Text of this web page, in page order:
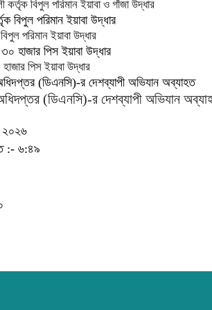
কর্তৃক বিপুল পরিমান ইয়াবা ও গাঁজা উদ্ধার
পরিমান ইয়াবা উদ্ধার
পিস ইয়াবা উদ্ধার
(ডিএনসি)-র দেশব্যাপী অভিযান
২০২৬
:- ৬:৪৯